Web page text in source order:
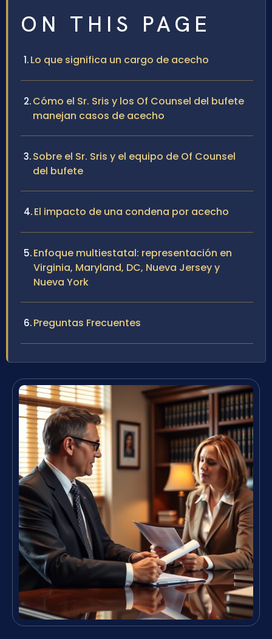
ON THIS PAGE
Lo que significa un cargo de acecho
Cómo el Sr. Sris y los Of Counsel del bufete
manejan casos de acecho
Sobre el Sr. Sris y el equipo de Of Counsel
del bufete
El impacto de una condena por acecho
Enfoque multiestatal: representación en
Virginia, Maryland, DC, Nueva Jersey y
Nueva York
Preguntas Frecuentes